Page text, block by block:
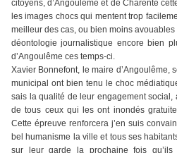
citoyens, d’Angoulême et de Charente
les images chocs qui mentent trop
meilleur des cas, ou bien moins avouables
déontologie journalistique encore bien
d’Angoulême ces temps-ci.
Xavier Bonnefont, le maire d’Angoulême,
municipal ont bien tenu le choc
sais la qualité de leur engagement
de tous ceux qui les ont inondés
Cette épreuve renforcera j’en suis
bel humanisme la ville et tous ses
sur leur garde la prochaine fois